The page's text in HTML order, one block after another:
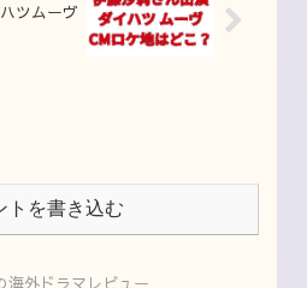
ツムーヴ
トを書き込む
海外ドラマレビュー